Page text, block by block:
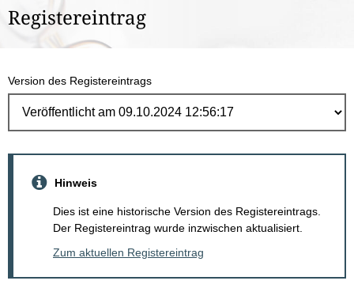
hier:
Registereintrag
Version des Registereintrags
Hinweis
Dies ist eine historische Version des Registereintrags.
Der Registereintrag wurde inzwischen aktualisiert.
Zum aktuellen Registereintrag